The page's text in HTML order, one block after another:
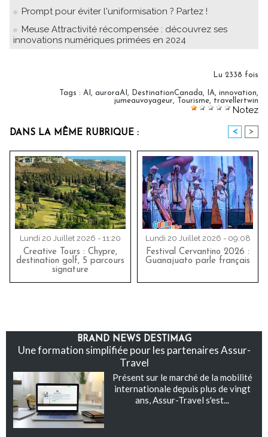
Prompt pour éviter l'uniformisation ? Partez !
Meuse Attractivité récompensée : découvrez ses
innovations numériques primées en 2024
Lu 2338 fois
Tags : AI , auroraAI , DestinationCanada, IA, innovation,
jumeauvoyageur, Tourisme, travellertwin
Notez
DANS LA MÊME RUBRIQUE : < >
Lundi 20 Juillet 2026 - 11:20
Creative Tours : Chypre,
destination golf, 5 parcours
signature
Lundi 20 Juillet 2026 - 09:08
Festival Cervantino 2026 :
Guanajuato parle français
BRAND NEWS DESTIMAG
Une formation simplifiée pour les partenaires Assur-
Travel
Présent sur le marché de la mobilité
internationale depuis plus de vingt
ans, Assur-Travel s'est...